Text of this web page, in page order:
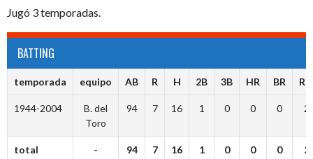
Jugó 3 temporadas.
BATTING
temporada equipo AB R H 2B 3B HR BR
1944-2004
B. del
Toro
94 7 16 1 0 0 0 2
total - 94 7 16 1 0 0 0 2